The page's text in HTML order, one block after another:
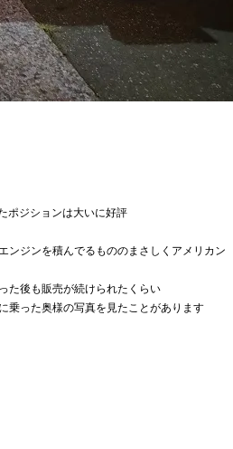
ポジションは大いに好評
ンジンを積んでるもののまさしくアメリカン
た後も販売が続けられたくらい
乗った奥様の写真を見たことがあります